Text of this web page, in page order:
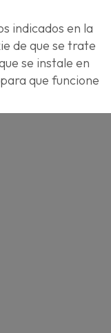
indicados en la
de que se trate
se instale en
que funcione